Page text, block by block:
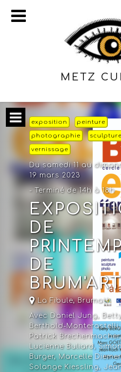
METZ
exposition peinture
photographie sculpture
vernissage
Du samedi 11 au
19 mars 2023
- Terminé de 14h à 18h
DE
DE
La Fibule,Brumath
Avec Daniel Jung,
Berthold-Monterastelli,
Patrick
Lucienne Buliard,
Burger, Marcelle
Solange Kiessling,